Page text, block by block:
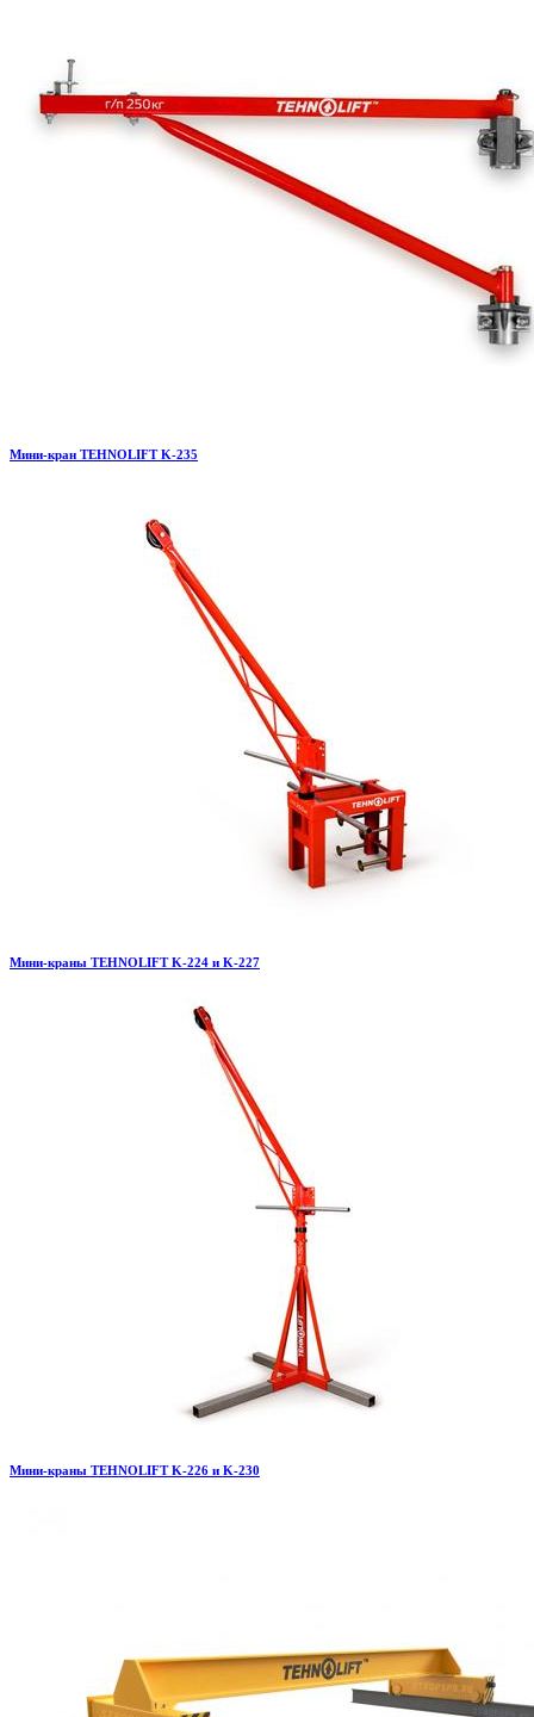
Мини-кран TEHNOLIFT K-235
Мини-краны TEHNOLIFT K-224 и K-227
Мини-краны TEHNOLIFT K-226 и K-230